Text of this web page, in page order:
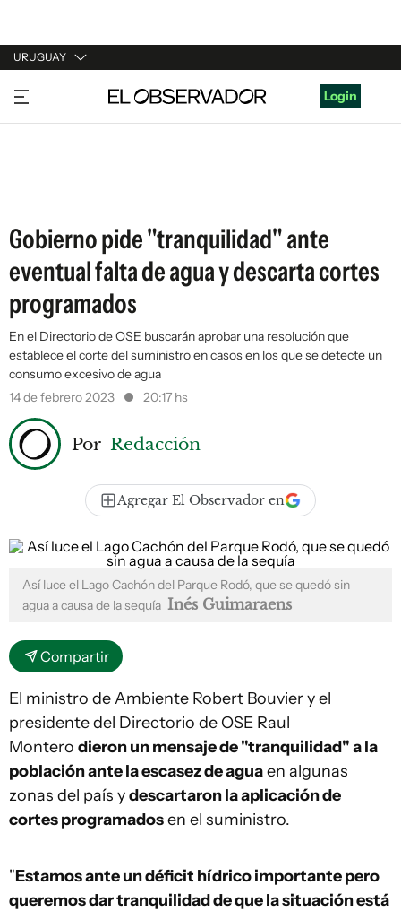
URUGUAY
URUGUAY
ARGENTINA
Login
Gobierno pide "tranquilidad" ante
eventual falta de agua y descarta cortes
programados
En el Directorio de OSE buscarán aprobar una resolución que
establece el corte del suministro en casos en los que se detecte un
consumo excesivo de agua
14 de febrero 2023
20:17 hs
Por Redacción
Agregar El Observador en
Así luce el Lago Cachón del Parque Rodó, que se quedó sin
agua a causa de la sequía Inés Guimaraens
Compartir
El ministro de Ambiente Robert Bouvier y el
presidente del Directorio de OSE Raul
Montero dieron un mensaje de "tranquilidad" a la
población ante la escasez de aguaen algunas
zonas del país ydescartaron la aplicación de
cortes programadosen el suministro.
"Estamos ante un déficit hídrico importante pero
queremos dar tranquilidad de que la situación está